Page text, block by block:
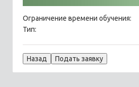
Ограничение времени обучения:
Тип: